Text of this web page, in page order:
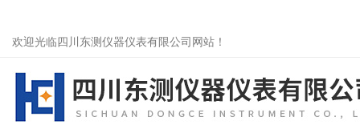
欢迎光临四川东测仪器仪表有限公司网站！